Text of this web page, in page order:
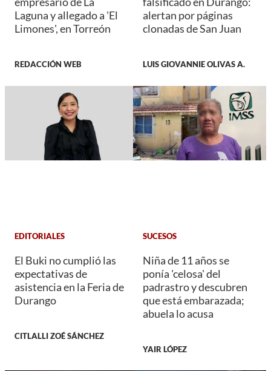
Laguna y allegado a 'El
Limones', en Torreón
REDACCIÓN WEB
alertan por páginas
clonadas de San Juan
LUIS GIOVANNIE OLIVAS A.
EDITORIALES
El Buki no cumplió las
expectativas de
asistencia en la Feria de
Durango
CITLALLI ZOÉ SÁNCHEZ
SUCESOS
Niña de 11 años se
ponía 'celosa' del
padrastro y descubren
que está embarazada;
abuela lo acusa
YAIR LÓPEZ